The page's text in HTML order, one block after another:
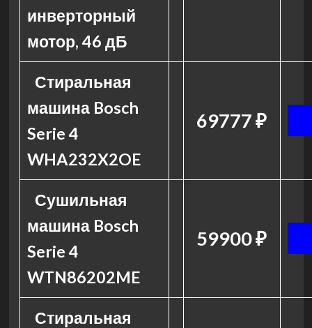
инверторный
мотор, 46 дБ
Стиральная
машина Bosch
Serie 4
WHA232X2OE
69777 ₽
Сушильная
машина Bosch
Serie 4
WTN86202ME
59900 ₽
Стиральная